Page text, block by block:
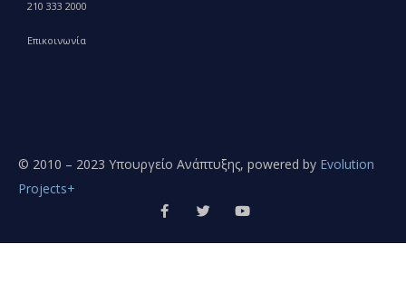
210 333 2000
Επικοινωνία
© 2010 – 2023 Υπουργείο Ανάπτυξης, powered by Evolution
Projects+